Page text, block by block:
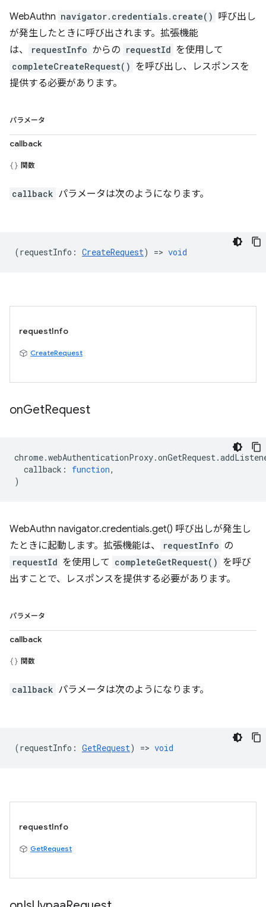
WebAuthn navigator.credentials.create() 呼び出し
が発生したときに呼び出されます。拡張機能
は、
requestInfo からの requestId を使用して
completeCreateRequest() を呼び出し、レスポンスを
提供する必要があります。
パラメータ
callback
関数
callback パラメータは次のようになります。
(requestInfo : CreateRequest) => void
requestInfo
CreateRequest
onGetRequest
chrome.webAuthenticationProxy.onGetRequest.
callback : function,
)
WebAuthn navigator.credentials.get() 呼び出しが発生し
たときに起動します。拡張機能は、
requestInfo の
requestId を使用して completeGetRequest() を呼び
出すことで、レスポンスを提供する必要があります。
パラメータ
callback
関数
callback パラメータは次のようになります。
(requestInfo : GetRequest) => void
requestInfo
GetRequest